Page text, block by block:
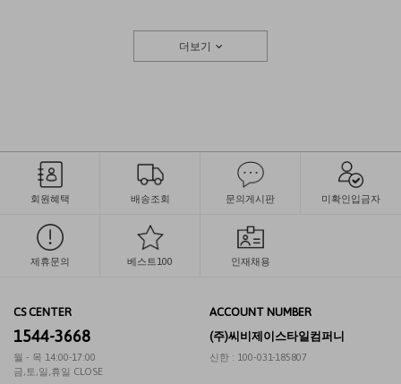
더보기
회원혜택 배송조회 문의게시판 미확인입금자
제휴문의 베스트100 인재채용
CS CENTER
1544-3668
월 - 목 14:00-17:00
금,토,일,휴일 CLOSE
ACCOUNT NUMBER
(주)씨비제이스타일컴퍼니
신한 : 100-031-185807